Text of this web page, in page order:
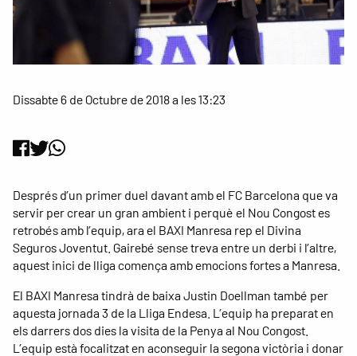
Dissabte 6 de Octubre de 2018 a les 13:23
Després d’un primer duel davant amb el FC Barcelona que va
servir per crear un gran ambient i perquè el Nou Congost es
retrobés amb l’equip, ara el BAXI Manresa rep el Divina
Seguros Joventut. Gairebé sense treva entre un derbi i l’altre,
aquest inici de lliga comença amb emocions fortes a Manresa.
El BAXI Manresa tindrà de baixa Justin Doellman també per
aquesta jornada 3 de la Lliga Endesa. L’equip ha preparat en
els darrers dos dies la visita de la Penya al Nou Congost.
L’equip està focalitzat en aconseguir la segona victòria i donar